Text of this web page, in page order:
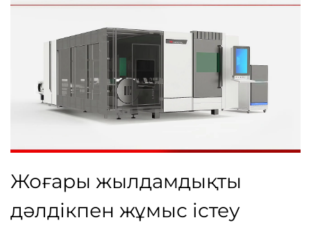
Жоғары жылдамдықты
дәлдікпен жұмыс істеу